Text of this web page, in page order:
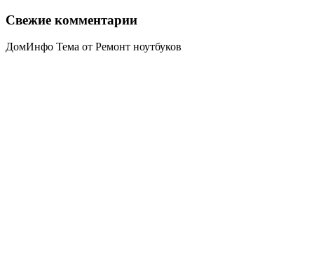
Свежие комментарии
ДомИнфо Тема от Ремонт ноутбуков